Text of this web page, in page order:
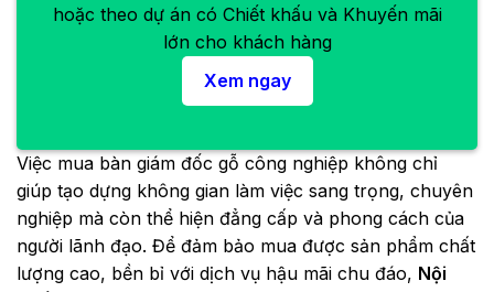
hoặc theo dự án có Chiết khấu và Khuyến mãi
lớn cho khách hàng
Xem ngay
Việc mua bàn giám đốc gỗ công nghiệp không chỉ
giúp tạo dựng không gian làm việc sang trọng, chuyên
nghiệp mà còn thể hiện đẳng cấp và phong cách của
người lãnh đạo. Để đảm bảo mua được sản phẩm chất
lượng cao, bền bỉ với dịch vụ hậu mãi chu đáo, Nội